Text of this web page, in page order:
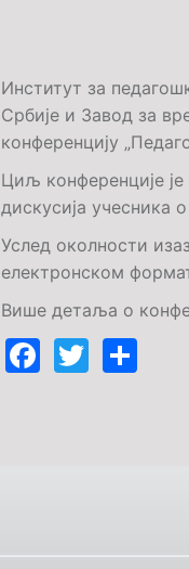
Институт за
Србије и Завод за
конференцију
Циљ конференције
дискусија учесника
Услед околности
електронском
Више детаља о
Facebook
Twitter